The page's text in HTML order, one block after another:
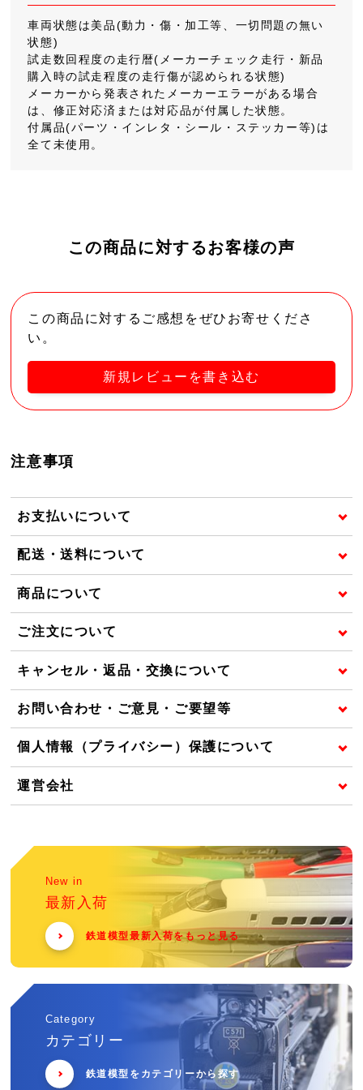
車両状態は美品(動力・傷・加工等、一切問題の無い
状態)
試走数回程度の走行暦(メーカーチェック走行・新品
購入時の試走程度の走行傷が認められる状態)
メーカーから発表されたメーカーエラーがある場合
は、修正対応済または対応品が付属した状態。
付属品(パーツ・インレタ・シール・ステッカー等)は
全て未使用。
この商品に対するお客様の声
この商品に対するご感想をぜひお寄せくださ
い。
新規レビューを書き込む
注意事項
お支払いについて
配送・送料について
商品について
ご注文について
キャンセル・返品・交換について
お問い合わせ・ご意見・ご要望等
個人情報（プライバシー）保護について
運営会社
New in
最新入荷
鉄道模型最新入荷をもっと見る
Category
カテゴリー
鉄道模型をカテゴリーから探す